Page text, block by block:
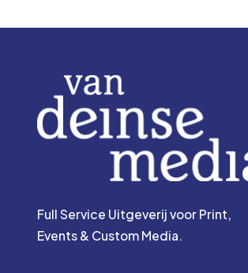
Full Service Uitgeverij voor Print,
Events & Custom Media.